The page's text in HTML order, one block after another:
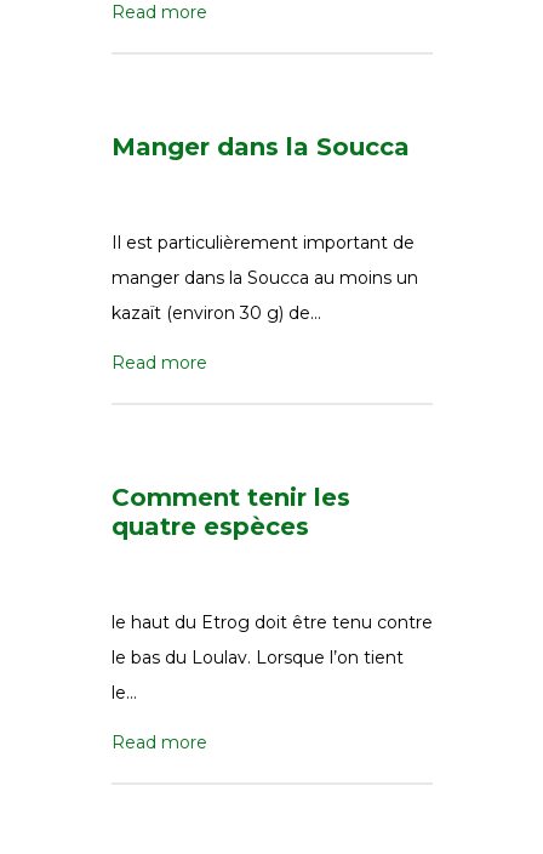
Read more
Manger dans la Soucca
Il est particulièrement important de
manger dans la Soucca au moins un
kazaït (environ 30 g) de…
Read more
Comment tenir les
quatre espèces
le haut du Etrog doit être tenu contre
le bas du Loulav. Lorsque l’on tient
le…
Read more